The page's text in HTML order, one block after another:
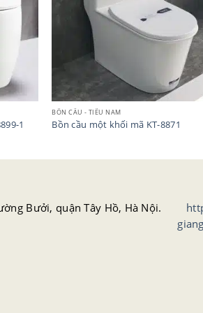
1
BỒN CẦU - TIỂU NAM
Bồn cầu một khối mã KT-8871
Bưởi, quận Tây Hồ, Hà Nội.